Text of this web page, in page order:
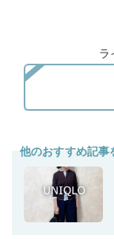
ラ
他のおすすめ記事